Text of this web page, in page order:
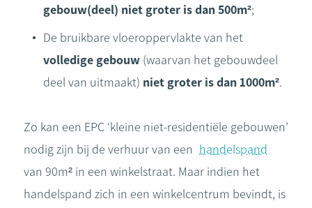
gebouw(deel) niet groter is dan 500m²;
De bruikbare vloeroppervlakte van het
volledige gebouw (waarvan het gebouwdeel
deel van uitmaakt) niet groter is dan 1000m².
Zo kan een EPC ‘kleine niet-residentiële gebouwen’
nodig zijn bij de verhuur van een handelspand
van 90m² in een winkelstraat. Maar indien het
handelspand zich in een winkelcentrum bevindt, is